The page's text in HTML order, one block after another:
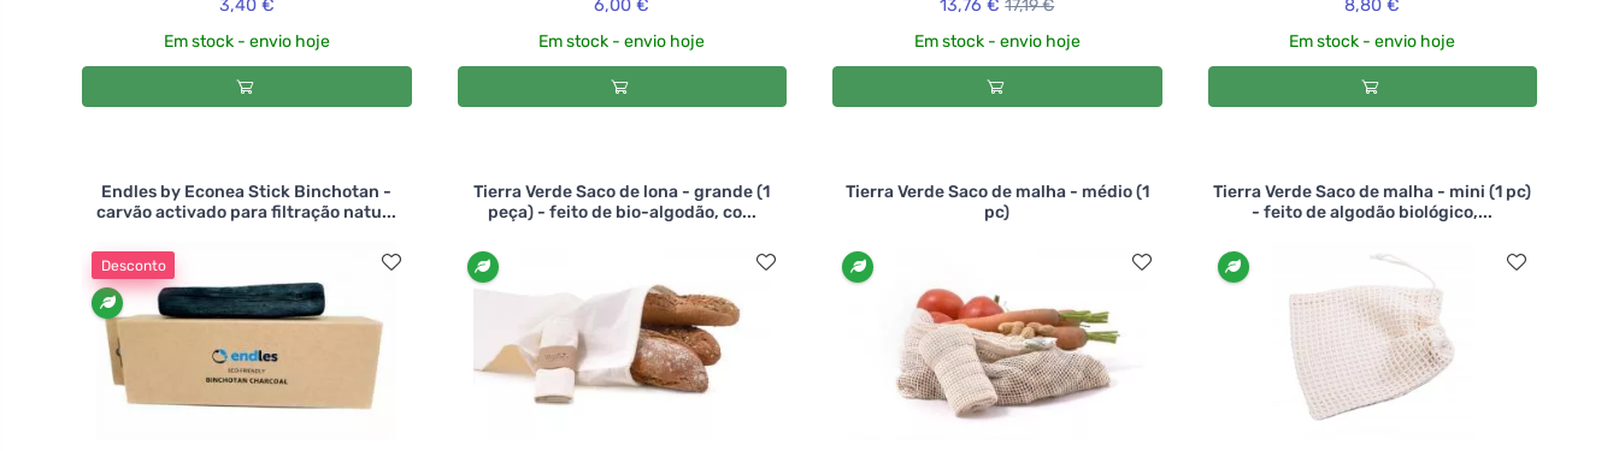
3,40 €
Em stock - envio hoje
6,00 €
Em stock - envio hoje
13,76 € 17,19 €
Em stock - envio hoje
8,80 €
Em stock - envio hoje
Endles by Econea Stick Binchotan -
carvão activado para filtração natu...
Desconto
Tierra Verde Saco de lona - grande (1
peça) - feito de bio-algodão, co...
Tierra Verde Saco de malha - médio (1
pc)
Tierra Verde Saco de malha - mini (1 pc)
- feito de algodão biológico,...